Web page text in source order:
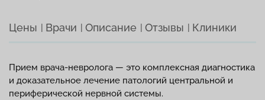
Цены Врачи Описание Отзывы Клиники
Прием врача-невролога — это комплексная диагностика
и доказательное лечение патологий центральной и
периферической нервной системы.